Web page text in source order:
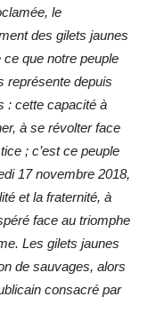
le
des gilets jaunes
ce que notre peuple
représente depuis
: cette capacité à
à se révolter face
; c’est ce peuple
17 novembre 2018,
et la fraternité, à
face au triomphe
Les gilets jaunes
de sauvages, alors
consacré par